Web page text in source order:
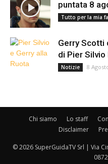
puntata 8
Tutto per la mia
Gerry Scotti
di Pier Silvio
Notizie 8
Chi siamo Lo staff
Disclaimer
© 2026 SuperGuidaTV Srl | Via